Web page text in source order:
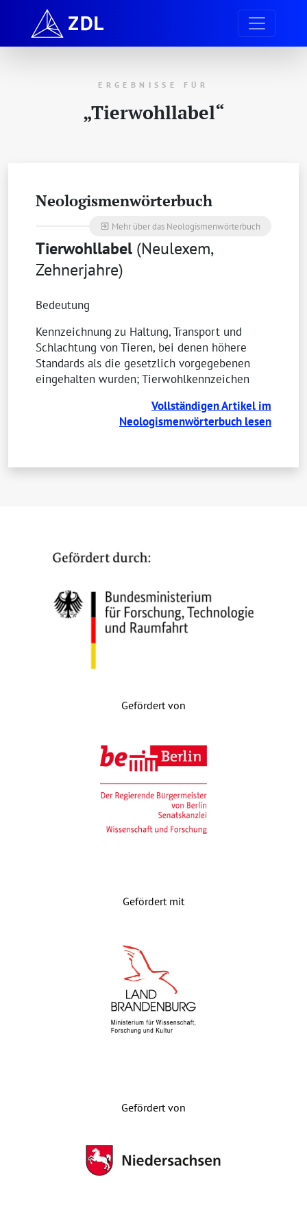
ERGEBNISSE FÜR
„Tierwohllabel“
Neologismenwörterbuch
exit_to_app Mehr über das Neologismenwörterbuch
Tierwohllabel (Neulexem,
Zehnerjahre)
Bedeutung
Kennzeichnung zu Haltung, Transport und
Schlachtung von Tieren, bei denen höhere
Standards als die gesetzlich vorgegebenen
eingehalten wurden; Tierwohlkennzeichen
Vollständigen Artikel im
Neologismenwörterbuch lesen
Gefördert von
Gefördert mit
Gefördert von